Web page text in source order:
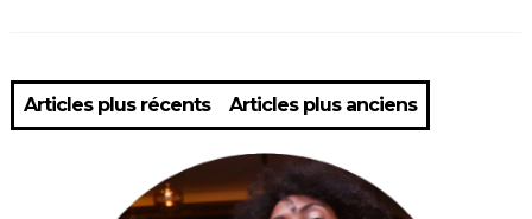
Articles plus récents Articles plus anciens